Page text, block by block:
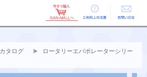
ご利用上の お問い合せ
タログ
ロータリーエバポレーターシリー